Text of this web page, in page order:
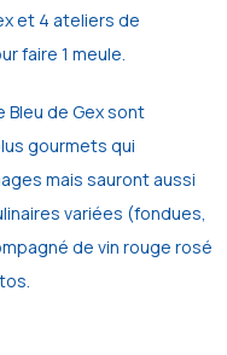
et 4 ateliers de
faire 1 meule.
Bleu de Gex sont
gourmets qui
mais sauront aussi
variées (fondues,
de vin rouge rosé